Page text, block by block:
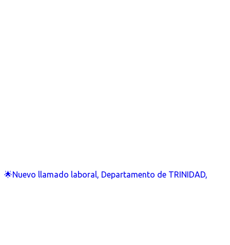
🌟Nuevo llamado laboral, Departamento de TRINIDAD,